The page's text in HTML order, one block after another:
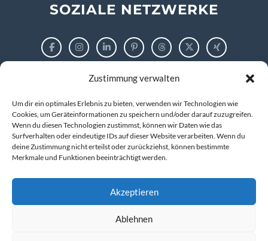
Zustimmung verwalten
Um dir ein optimales Erlebnis zu bieten, verwenden wir Technologien wie
Cookies, um Geräteinformationen zu speichern und/oder darauf zuzugreifen.
Wenn du diesen Technologien zustimmst, können wir Daten wie das
Surfverhalten oder eindeutige IDs auf dieser Website verarbeiten. Wenn du
deine Zustimmung nicht erteilst oder zurückziehst, können bestimmte
Merkmale und Funktionen beeinträchtigt werden.
Akzeptieren
Ablehnen
SOZIALE NETZWERKE
Impressum
Datenschutzerklärung
© 2026 markus tigges | training and consulting